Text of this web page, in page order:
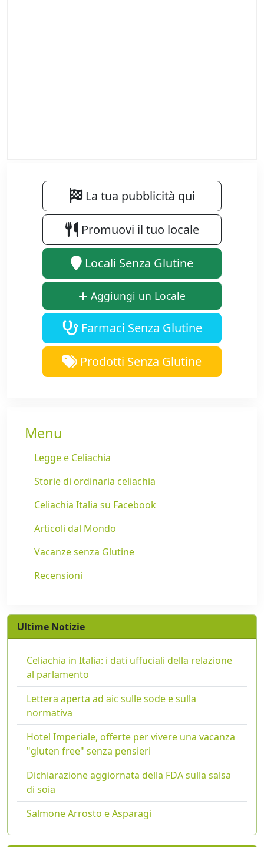
La tua pubblicità qui
Promuovi il tuo locale
Locali Senza Glutine
Aggiungi un Locale
Farmaci Senza Glutine
Prodotti Senza Glutine
Menu
Legge e Celiachia
Storie di ordinaria celiachia
Celiachia Italia su Facebook
Articoli dal Mondo
Vacanze senza Glutine
Recensioni
Ultime Notizie
Celiachia in Italia: i dati uffuciali della relazione
al parlamento
Lettera aperta ad aic sulle sode e sulla
normativa
Hotel Imperiale, offerte per vivere una vacanza
"gluten free" senza pensieri
Dichiarazione aggiornata della FDA sulla salsa
di soia
Salmone Arrosto e Asparagi